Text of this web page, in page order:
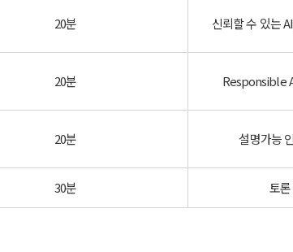
20분 신뢰할 수 있는
20분 Responsible
20분 설명가능
30분 토